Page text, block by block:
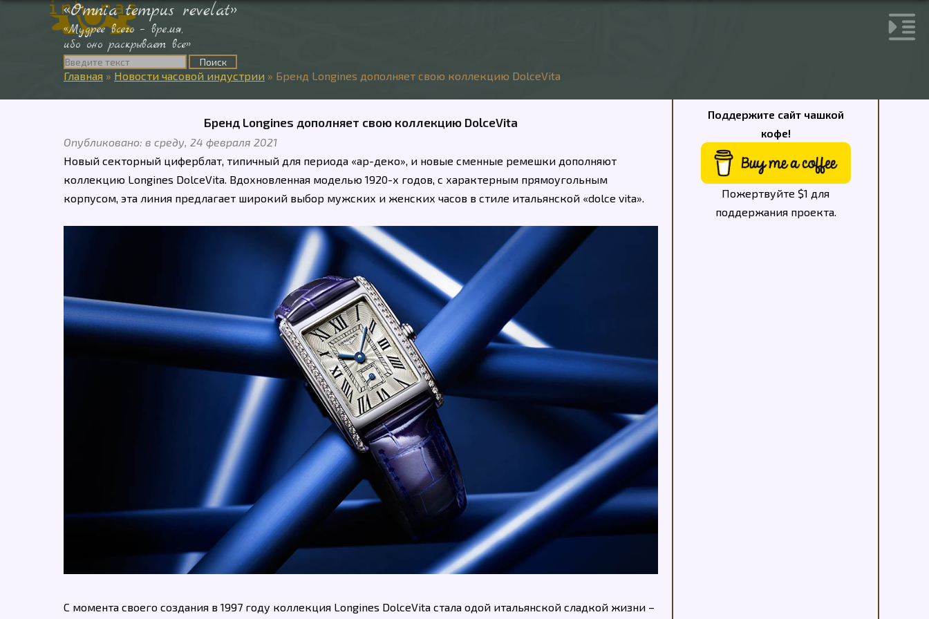
«Omnia tempus revelat»
«Мудрее всего – время,
ибо оно раскрывает все»
Главная » Новости часовой индустрии » Бренд Longines дополняет свою коллекцию DolceVita
Бренд Longines дополняет свою коллекцию DolceVita
Опубликовано: в среду, 24 февраля 2021
Новый секторный циферблат, типичный для периода «ар-деко», и новые сменные ремешки дополняют
коллекцию Longines DolceVita. Вдохновленная моделью 1920-х годов, с характерным прямоугольным
корпусом, эта линия предлагает широкий выбор мужских и женских часов в стиле итальянской «dolce vita».
С момента своего создания в 1997 году коллекция Longines DolceVita стала одой итальянской сладкой жизни –
Поддержите сайт чашкой
кофе!
Пожертвуйте $1 для
поддержания проекта.